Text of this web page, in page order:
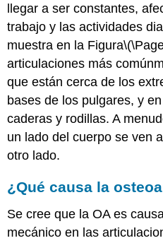
llegar a ser constantes,
trabajo y las actividades
muestra en la Figura
articulaciones más
que están cerca de los
bases de los pulgares, y
caderas y rodillas. A
un lado del cuerpo se ven
otro lado.
¿Qué causa la
Se cree que la OA es
mecánico en las